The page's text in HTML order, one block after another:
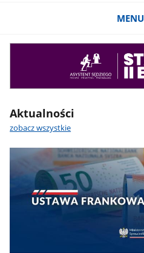
MENU
Aktualności
zobacz wszystkie